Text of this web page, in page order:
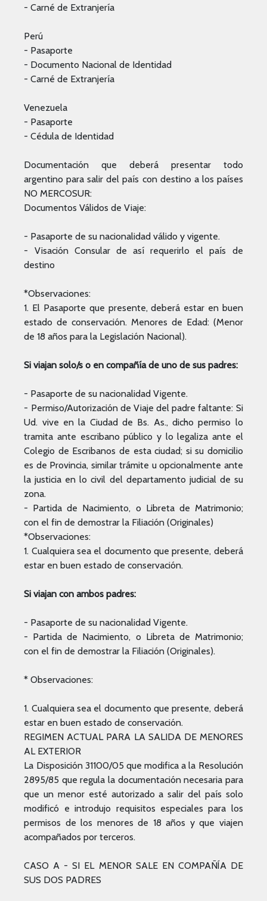
- Carné de Extranjería
Perú
- Pasaporte
- Documento Nacional de Identidad
- Carné de Extranjería
Venezuela
- Pasaporte
- Cédula de Identidad
Documentación que deberá presentar todo
argentino para salir del país con destino a los países
NO MERCOSUR:
Documentos Válidos de Viaje:
- Pasaporte de su nacionalidad válido y vigente.
- Visación Consular de así requerirlo el país de
destino
*Observaciones:
1. El Pasaporte que presente, deberá estar en buen
estado de conservación. Menores de Edad: (Menor
de 18 años para la Legislación Nacional).
Si viajan solo/s o en compañía de uno de sus padres:
- Pasaporte de su nacionalidad Vigente.
- Permiso/Autorización de Viaje del padre faltante: Si
Ud. vive en la Ciudad de Bs. As., dicho permiso lo
tramita ante escribano público y lo legaliza ante el
Colegio de Escribanos de esta ciudad; si su domicilio
es de Provincia, similar trámite u opcionalmente ante
la justicia en lo civil del departamento judicial de su
zona.
- Partida de Nacimiento, o Libreta de Matrimonio;
con el fin de demostrar la Filiación (Originales)
*Observaciones:
1. Cualquiera sea el documento que presente, deberá
estar en buen estado de conservación.
Si viajan con ambos padres:
- Pasaporte de su nacionalidad Vigente.
- Partida de Nacimiento, o Libreta de Matrimonio;
con el fin de demostrar la Filiación (Originales).
* Observaciones:
1. Cualquiera sea el documento que presente, deberá
estar en buen estado de conservación.
REGIMEN ACTUAL PARA LA SALIDA DE MENORES
AL EXTERIOR
La Disposición 31100/05 que modifica a la Resolución
2895/85 que regula la documentación necesaria para
que un menor esté autorizado a salir del país solo
modificó e introdujo requisitos especiales para los
permisos de los menores de 18 años y que viajen
acompañados por terceros.
CASO A - SI EL MENOR SALE EN COMPAÑÍA DE
SUS DOS PADRES